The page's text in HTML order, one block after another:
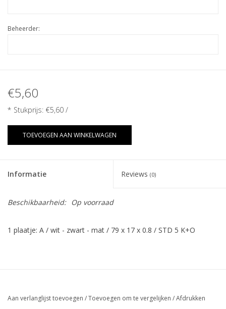
Beheerder:
€5,60
* Stukprijs: €5,60 /
TOEVOEGEN AAN WINKELWAGEN
Informatie Reviews (0)
Beschikbaarheid: Op voorraad
1 plaatje: A / wit - zwart - mat / 79 x 17 x 0.8 / STD 5 K+O
Aan verlanglijst toevoegen /Toevoegen om te vergelijken /Afdrukken